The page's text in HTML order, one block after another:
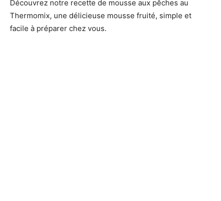
Découvrez notre recette de mousse aux pêches au
Thermomix, une délicieuse mousse fruité, simple et
facile à préparer chez vous.